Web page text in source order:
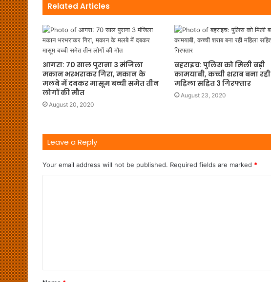
Related Articles
आगरा: 70 साल पुराना 3 मंजिला
मकान भरभराकर गिरा, मकान के
मलबे में दबकर मासूम बच्ची समेत तीन
लोगों की मौत
August 20, 2020
बहराइच: पुलिस को मिली बड़ी
कामयाबी, कच्ची शराब बना रही
महिला सहित 3 गिरफ्तार
August 23, 2020
Leave a Reply
Your email address will not be published. Required fields are marked *